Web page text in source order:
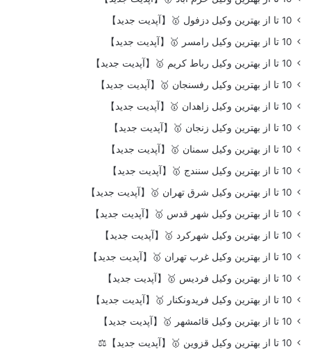
10 تا از بهترین وکیل دزفول 🥇【آپدیت جدید】
10 تا از بهترین وکیل رامسر 🥇【آپدیت جدید】
10 تا از بهترین وکیل رباط کریم 🥇【آپدیت جدید】
10 تا از بهترین وکیل رفسنجان 🥇【آپدیت جدید】
10 تا از بهترین وکیل زاهدان 🥇【آپدیت جدید】
10 تا از بهترین وکیل زنجان 🥇【آپدیت جدید】
10 تا از بهترین وکیل سمنان 🥇【آپدیت جدید】
10 تا از بهترین وکیل سنندج 🥇【آپدیت جدید】
10 تا از بهترین وکیل شرق تهران 🥇【آپدیت جدید】
10 تا از بهترین وکیل شهر قدس 🥇【آپدیت جدید】
10 تا از بهترین وکیل شهرکرد 🥇【آپدیت جدید】
10 تا از بهترین وکیل غرب تهران 🥇【آپدیت جدید】
10 تا از بهترین وکیل فردیس 🥇【آپدیت جدید】
10 تا از بهترین وکیل فریدونکنار 🥇【آپدیت جدید】
10 تا از بهترین وکیل قائمشهر 🥇【آپدیت جدید】
10 تا از بهترین وکیل قزوین 🥇【آپدیت جدید】⚖️